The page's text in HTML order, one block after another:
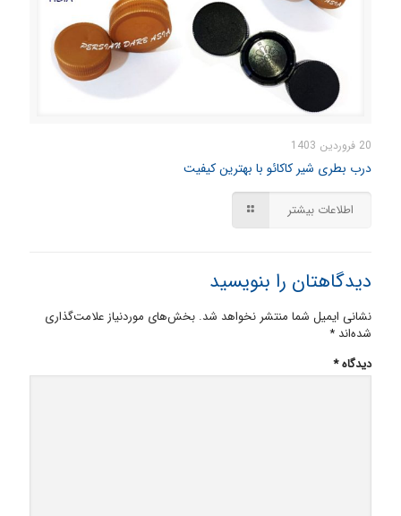
20 فروردین 1403
درب بطری شیر کاکائو با بهترین کیفیت
اطلاعات بیشتر
دیدگاهتان را بنویسید
نشانی ایمیل شما منتشر نخواهد شد. بخش‌های موردنیاز علامت‌گذاری
شده‌اند *
دیدگاه*